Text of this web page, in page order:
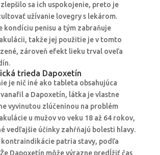
sa ich uspokojenie, preto je
užívanie lovegry s lekárom.
kondíciu penisu a tým zabraňuje
takže jej použitie je v tomto
zároveň efekt lieku trval oveľa
trieda Dapoxetín
je nič iné ako tableta obsahujúca
a Dapoxetín, látka je vlastne
vyvinutou zlúčeninou na problém
u mužov vo veku 18 až 64 rokov,
vedľajšie účinky zahŕňajú bolesti hlavy.
kontraindikácie patria stavy, podľa
Dapoxetín môže výrazne predĺžiť čas